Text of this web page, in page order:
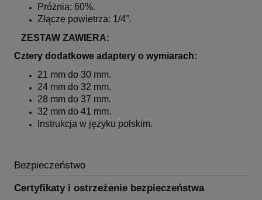
Próżnia: 60%.
Złącze powietrza: 1/4".
ZESTAW ZAWIERA:
Cztery dodatkowe adaptery o wymiarach:
21 mm do 30 mm.
24 mm do 32 mm.
28 mm do 37 mm.
32 mm do 41 mm.
Instrukcja w języku polskim.
Bezpieczeństwo
Certyfikaty i ostrzeżenie bezpieczeństwa